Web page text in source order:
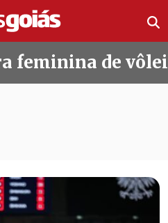
feminina de vôlei
de Seleção